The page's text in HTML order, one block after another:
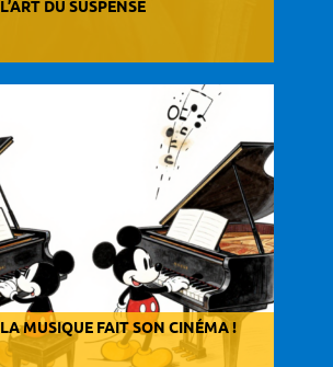
L’ART DU SUSPENSE
LA MUSIQUE FAIT SON CINÉMA !